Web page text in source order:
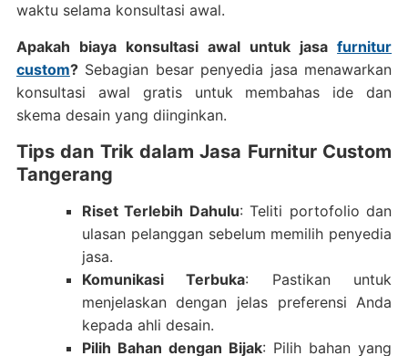
waktu selama konsultasi awal.
Apakah biaya konsultasi awal untuk jasafurnitur
custom?Sebagian besar penyedia jasa menawarkan
konsultasi awal gratis untuk membahas ide dan
skema desain yang diinginkan.
Tips dan Trik dalam Jasa Furnitur Custom
Tangerang
Riset Terlebih Dahulu: Teliti portofolio dan
ulasan pelanggan sebelum memilih penyedia
jasa.
Komunikasi Terbuka: Pastikan untuk
menjelaskan dengan jelas preferensi Anda
kepada ahli desain.
Pilih Bahan dengan Bijak: Pilih bahan yang